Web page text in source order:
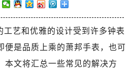
工艺和优雅的设计受到许多钟表
便是品质上乘的萧邦手表，也可
本文将汇总一些常见的解决方